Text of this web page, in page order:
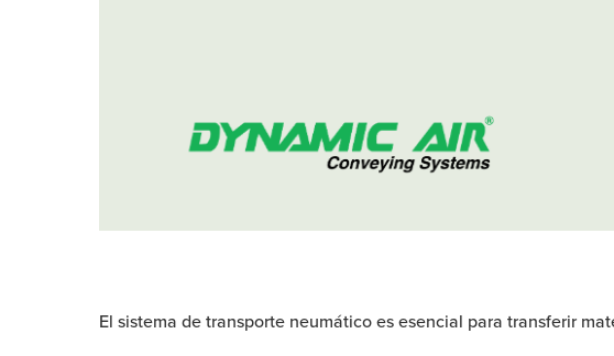
El sistema de transporte neumático es esencial para transferir